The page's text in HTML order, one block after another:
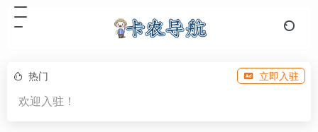
热门 立即入驻
欢迎入驻！